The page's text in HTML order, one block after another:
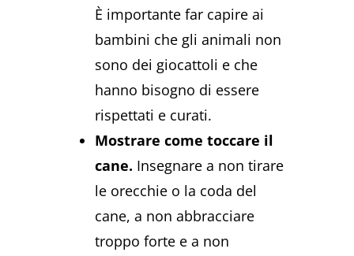
È importante far capire ai
bambini che gli animali non
sono dei giocattoli e che
hanno bisogno di essere
rispettati e curati.
Mostrare come toccare il
cane. Insegnare a non tirare
le orecchie o la coda del
cane, a non abbracciare
troppo forte e a non